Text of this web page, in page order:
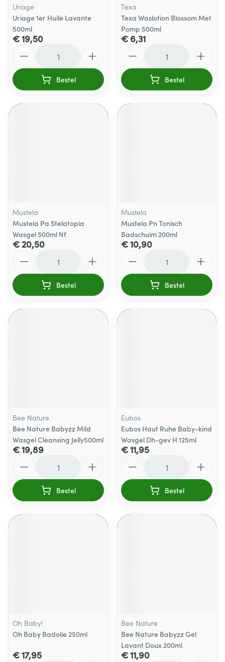
Uriage
Uriage 1er Huile Lavante
500ml
€ 19,50
Bestel
Texa
Texa Waslotion Blossom Met
Pomp 500ml
€ 6,31
Bestel
Mustela
Mustela Pa Stelatopia
Wasgel 500ml Nf
€ 20,50
Bestel
Mustela
Mustela Pn Tonisch
Badschuim 200ml
€ 10,90
Bestel
Bee Nature
Bee Nature Babyzz Mild
Wasgel Cleansing Jelly500ml
€ 19,89
Bestel
Eubos
Eubos Haut Ruhe Baby-kind
Wasgel Dh-gev H 125ml
€ 11,95
Bestel
Oh Baby!
Oh Baby Badolie 250ml
€ 17,95
Bee Nature
Bee Nature Babyzz Gel
Lavant Doux 200ml
€ 11,90